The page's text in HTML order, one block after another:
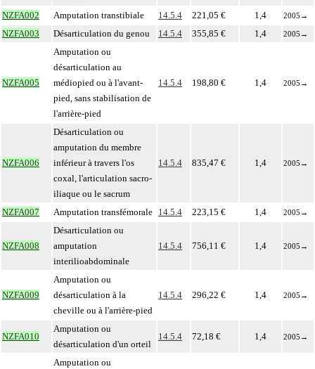
NZFA002 Amputation transtibiale 14.5.4 221,05 € 1,4 2005 →
NZFA003 Désarticulation du genou 14.5.4 355,85 € 1,4 2005 →
NZFA005
Amputation ou
désarticulation au
médiopied ou à l'avant-
pied, sans stabilisation de
l'arrière-pied
14.5.4 198,80 € 1,4 2005 →
NZFA006
Désarticulation ou
amputation du membre
inférieur à travers l'os
coxal, l'articulation sacro-
iliaque ou le sacrum
14.5.4 835,47 € 1,4 2005 →
NZFA007 Amputation transfémorale 14.5.4 223,15 € 1,4 2005 →
NZFA008
Désarticulation ou
amputation
interilioabdominale
14.5.4 756,11 € 1,4 2005 →
NZFA009
Amputation ou
désarticulation à la
cheville ou à l'arrière-pied
14.5.4 296,22 € 1,4 2005 →
NZFA010
Amputation ou
désarticulation d'un orteil
14.5.4 72,18 € 1,4 2005 →
Amputation ou